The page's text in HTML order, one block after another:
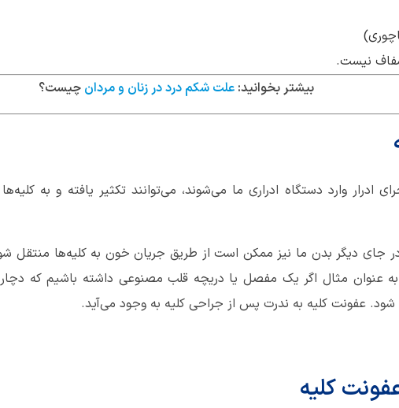
شفاف نیست.
بیشتر بخوانید: علت شکم درد در زنان و مردان چیست؟
ادرار وارد دستگاه ادراری ما می‌شوند، می‌توانند تکثیر یافته و به
جای دیگر بدن ما نیز ممکن است از طریق جریان خون به کلیه‌ها منتقل
عنوان مثال اگر یک مفصل یا دریچه قلب مصنوعی داشته باشیم که
عفونت کلیه به ندرت پس از جراحی کلیه به وجود می‌آید.
کلیه